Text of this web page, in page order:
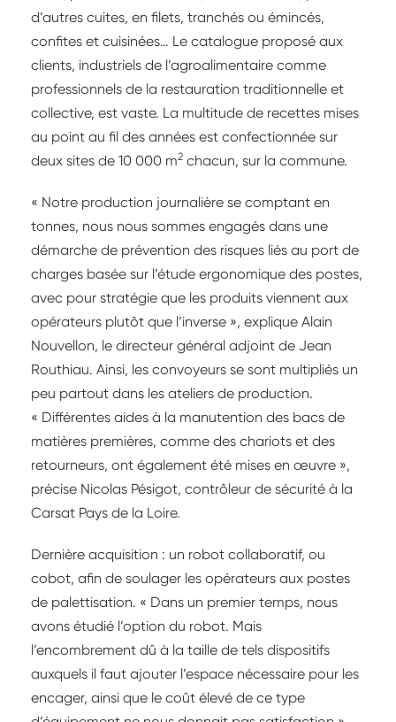
d’autres cuites, en filets, tranchés ou émincés,
confites et cuisinées… Le catalogue proposé aux
clients, industriels de l’agroalimentaire comme
professionnels de la restauration traditionnelle et
collective, est vaste. La multitude de recettes mises
au point au fil des années est confectionnée sur
deux sites de 10 000 m2 chacun, sur la commune.
« Notre production journalière se comptant en
tonnes, nous nous sommes engagés dans une
démarche de prévention des risques liés au port de
charges basée sur l’étude ergonomique des postes,
avec pour stratégie que les produits viennent aux
opérateurs plutôt que l’inverse », explique Alain
Nouvellon, le directeur général adjoint de Jean
Routhiau. Ainsi, les convoyeurs se sont multipliés un
peu partout dans les ateliers de production.
« Différentes aides à la manutention des bacs de
matières premières, comme des chariots et des
retourneurs, ont également été mises en œuvre »,
précise Nicolas Pésigot, contrôleur de sécurité à la
Carsat Pays de la Loire.
Dernière acquisition : un robot collaboratif, ou
cobot, afin de soulager les opérateurs aux postes
de palettisation. « Dans un premier temps, nous
avons étudié l’option du robot. Mais
l’encombrement dû à la taille de tels dispositifs
auxquels il faut ajouter l’espace nécessaire pour les
encager, ainsi que le coût élevé de ce type